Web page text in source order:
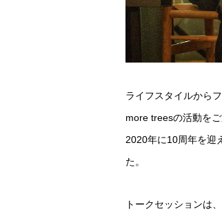
ライフスタイルから
more treesの活動を
2020年に10周年を迎
た。
トークセッションは